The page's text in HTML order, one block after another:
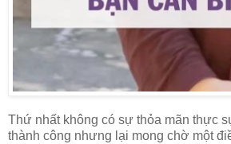
Thứ nhất không có sự thỏa mãn thực
thành công nhưng lại mong chờ một